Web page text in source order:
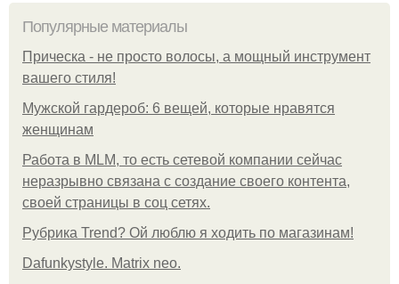
Популярные материалы
Прическа - не просто волосы, а мощный инструмент
вашего стиля!
Мужской гардероб: 6 вещей, которые нравятся
женщинам
Работа в MLM, то есть сетевой компании сейчас
неразрывно связана с создание своего контента,
своей страницы в соц сетях.
Рубрика Trend? Ой люблю я ходить по магазинам!
Dafunkystyle. Matrix neo.